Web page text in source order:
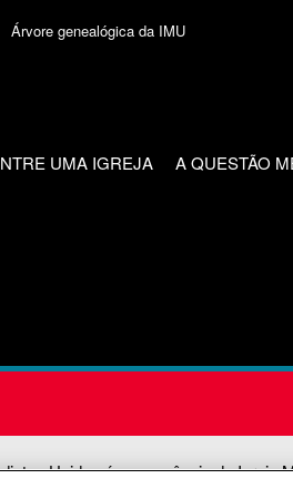
Árvore genealógica da IMU
UMA IGREJA A QUESTÃO
Unidas é uma agência da Igreja